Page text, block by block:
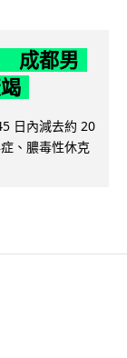
成都男
日內減去約 20
、膿毒性休克